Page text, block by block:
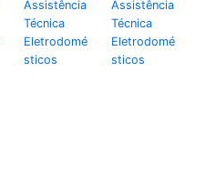
Assistência
Técnica
Eletrodomé
sticos
Assistência
Técnica
Eletrodomé
sticos